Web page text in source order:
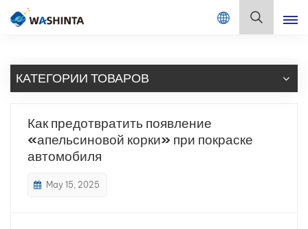
Mix Color Online
Français
Deutsch
КАТЕГОРИИ ТОВАРОВ
Как предотвратить появление
«апельсиновой корки» при покраске
автомобиля
May 15, 2025